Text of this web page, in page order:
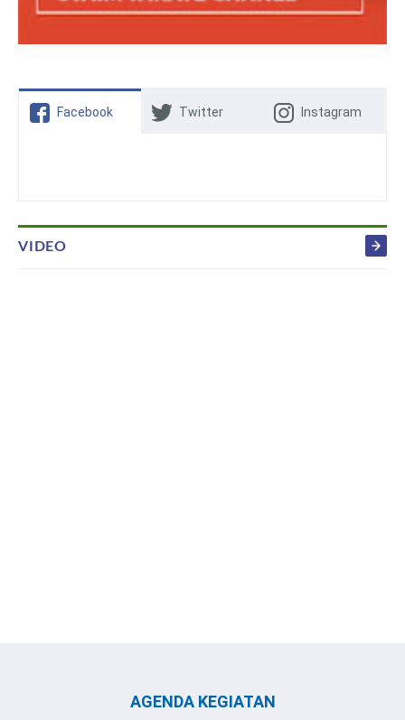
Facebook Twitter Instagram
VIDEO
AGENDA KEGIATAN